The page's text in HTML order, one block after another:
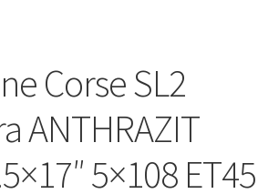
Corse SL2
ANTHRAZIT
5×108 ET45